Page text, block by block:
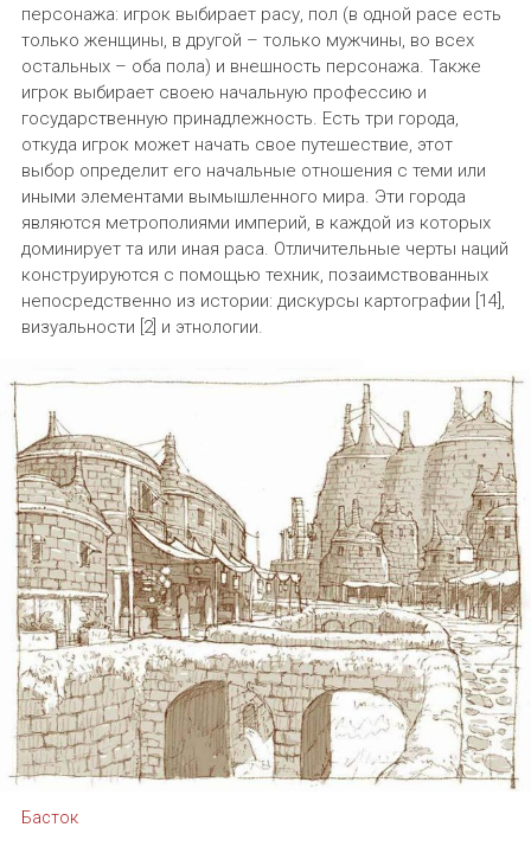
персонажа: игрок выбирает расу, пол (в одной расе есть
только женщины, в другой – только мужчины, во всех
остальных – оба пола) и внешность персонажа. Также
игрок выбирает своею начальную профессию и
государственную принадлежность. Есть три города,
откуда игрок может начать свое путешествие, этот
выбор определит его начальные отношения с теми или
иными элементами вымышленного мира. Эти города
являются метрополиями империй, в каждой из которых
доминирует та или иная раса. Отличительные черты наций
конструируются с помощью техник, позаимствованных
непосредственно из истории: дискурсы картографии [14],
визуальности [2] и этнологии.
Басток